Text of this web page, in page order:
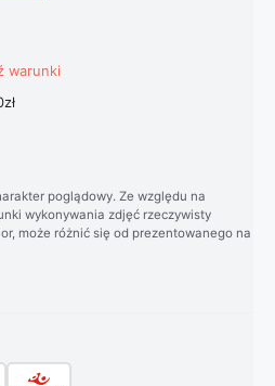
warunki
poglądowy. Ze względu na
wykonywania zdjęć rzeczywisty
może różnić się od prezentowanego na